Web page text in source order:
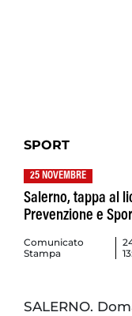
SPORT
25 NOVEMBRE
Salerno, tappa al
Prevenzione e
Comunicato
Stampa
SALERNO.